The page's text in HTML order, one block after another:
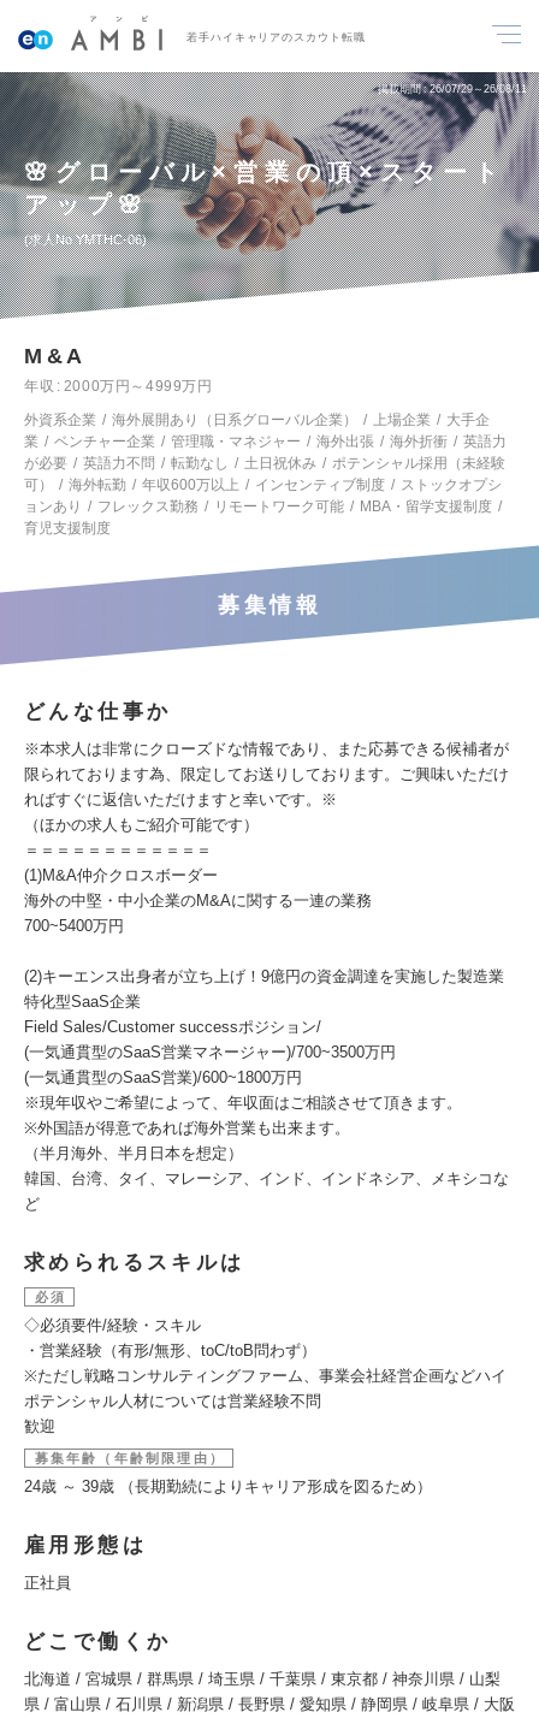
若手ハイキャリアのスカウト転職
掲載期間 26/07/29～26/08/11
🌸グローバル×営業の頂×スタート
アップ🌸
求人No.YMTHC-06
M&A
年収
2000万円～4999万円
外資系企業
海外展開あり（日系グローバル企業） 上場企業
大手企
業
ベンチャー企業 管理職・マネジャー 海外出張 海外折衝
英語力
が必要
英語力不問 転勤なし 土日祝休み
ポテンシャル採用（未経験
可）
海外転勤 年収600万以上 インセンティブ制度
ストックオプシ
ョンあり
フレックス勤務 リモートワーク可能
MBA・留学支援制度
育児支援制度
募集情報
どんな仕事か
※本求人は非常にクローズドな情報であり、また応募できる候補者が
限られております為、限定してお送りしております。ご興味いただけ
ればすぐに返信いただけますと幸いです。※
（ほかの求人もご紹介可能です）
＝＝＝＝＝＝＝＝＝＝＝＝
(1)M&A仲介クロスボーダー
海外の中堅・中小企業のM&Aに関する一連の業務
700~5400万円
(2)キーエンス出身者が立ち上げ！9億円の資金調達を実施した製造業
特化型SaaS企業
Field Sales/Customer successポジション/
(一気通貫型のSaaS営業マネージャー)/700~3500万円
(一気通貫型のSaaS営業)/600~1800万円
※現年収やご希望によって、年収面はご相談させて頂きます。
※外国語が得意であれば海外営業も出来ます。
（半月海外、半月日本を想定）
韓国、台湾、タイ、マレーシア、インド、インドネシア、メキシコな
ど
求められるスキルは
必須
◇必須要件/経験・スキル
・営業経験（有形/無形、toC/toB問わず）
※ただし戦略コンサルティングファーム、事業会社経営企画などハイ
ポテンシャル人材については営業経験不問
歓迎
募集年齢（年齢制限理由）
24歳 ～ 39歳 （長期勤続によりキャリア形成を図るため）
雇用形態は
正社員
どこで働くか
北海道 / 宮城県 / 群馬県 / 埼玉県 / 千葉県 / 東京都 / 神奈川県 / 山梨
県 / 富山県 / 石川県 / 新潟県 / 長野県 / 愛知県 / 静岡県 / 岐阜県 / 大阪